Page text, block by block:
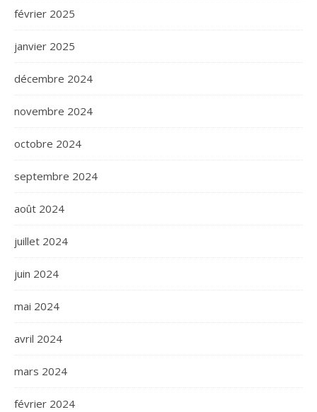
février 2025
janvier 2025
décembre 2024
novembre 2024
octobre 2024
septembre 2024
août 2024
juillet 2024
juin 2024
mai 2024
avril 2024
mars 2024
février 2024